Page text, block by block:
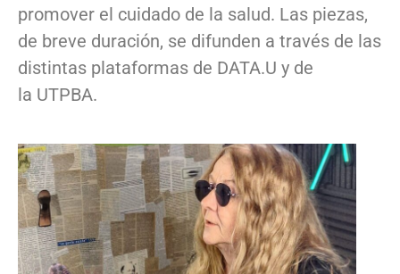
promover el cuidado de la salud. Las piezas,
de breve duración, se difunden a través de las
distintas plataformas de DATA.U y de
la UTPBA.